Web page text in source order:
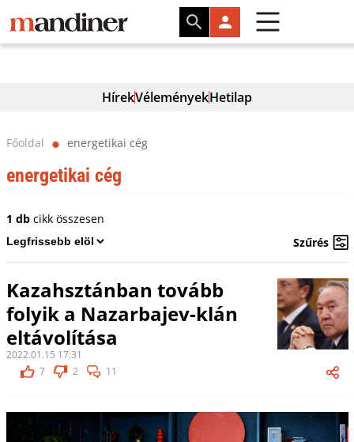
HírekVéleményekHetilap
Főoldal ⬤ energetikai cég
energetikai cég
1 dbcikk összesen
Szűrés
Kazahsztánban tovább
folyik a Nazarbajev-klán
eltávolítása
2022.01.15 17:31
7
2 11